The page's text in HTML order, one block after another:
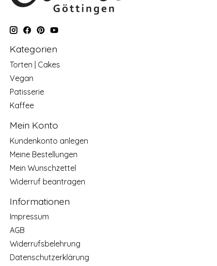
Kategorien
Torten | Cakes
Vegan
Patisserie
Kaffee
Mein Konto
Kundenkonto anlegen
Meine Bestellungen
Mein Wunschzettel
Widerruf beantragen
Informationen
Impressum
AGB
Widerrufsbelehrung
Datenschutzerklärung